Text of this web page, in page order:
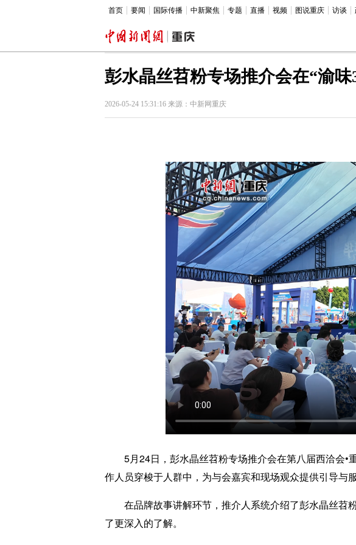
首页 要闻 国际传播 中新聚焦 专题 直播 视频 图说重庆 访谈
彭水晶丝苕粉专场推介会在“渝
2026-05-24 15:31:16 来源：中新网重庆
5月24日，彭水晶丝苕粉专场推介会在第八届西洽会•
作人员穿梭于人群中，为与会嘉宾和现场观众提供引导与
在品牌故事讲解环节，推介人系统介绍了彭水晶丝苕
了更深入的了解。